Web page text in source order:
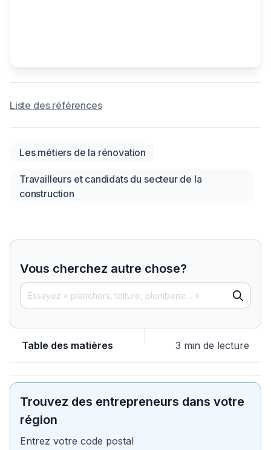
Liste des références
Les métiers de la rénovation
Travailleurs et candidats du secteur de la
construction
Vous cherchez autre chose?
Table des matières 3 min de lecture
Trouvez des entrepreneurs dans votre
région
Entrez votre code postal